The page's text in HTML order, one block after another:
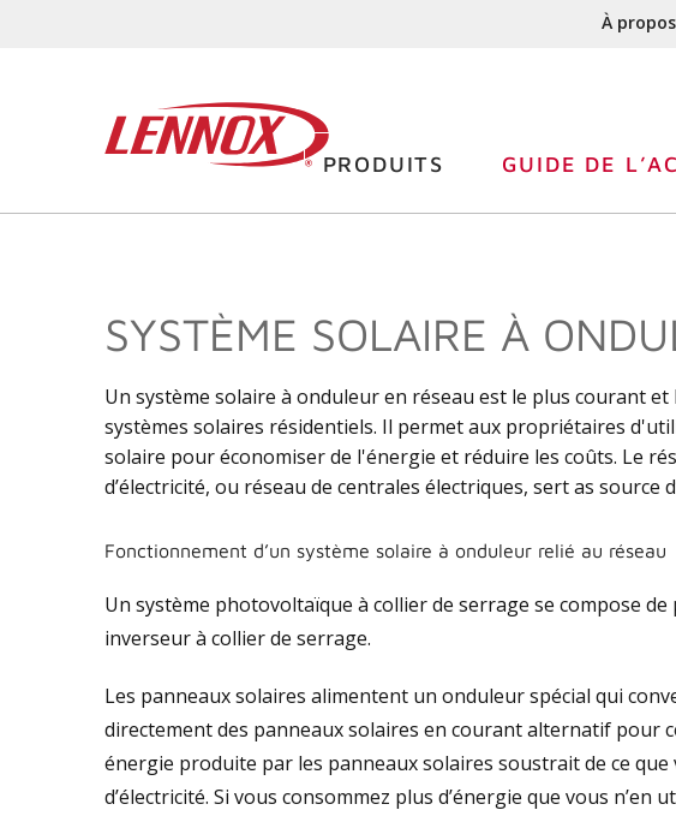
À propos
PRODUITS GUIDE DE
SYSTÈME SOLAIRE À
Un système solaire à onduleur en réseau est le plus courant
systèmes solaires résidentiels. Il permet aux propriétaires
solaire pour économiser de l'énergie et réduire les coûts. Le
d’électricité, ou réseau de centrales électriques, sert as source
Fonctionnement d’un système solaire à onduleur relié au réseau
Un système photovoltaïque à collier de serrage se compose de
inverseur à collier de serrage.
Les panneaux solaires alimentent un onduleur spécial qui
directement des panneaux solaires en courant alternatif pour
énergie produite par les panneaux solaires soustrait de ce que
d’électricité. Si vous consommez plus d’énergie que vous n’en